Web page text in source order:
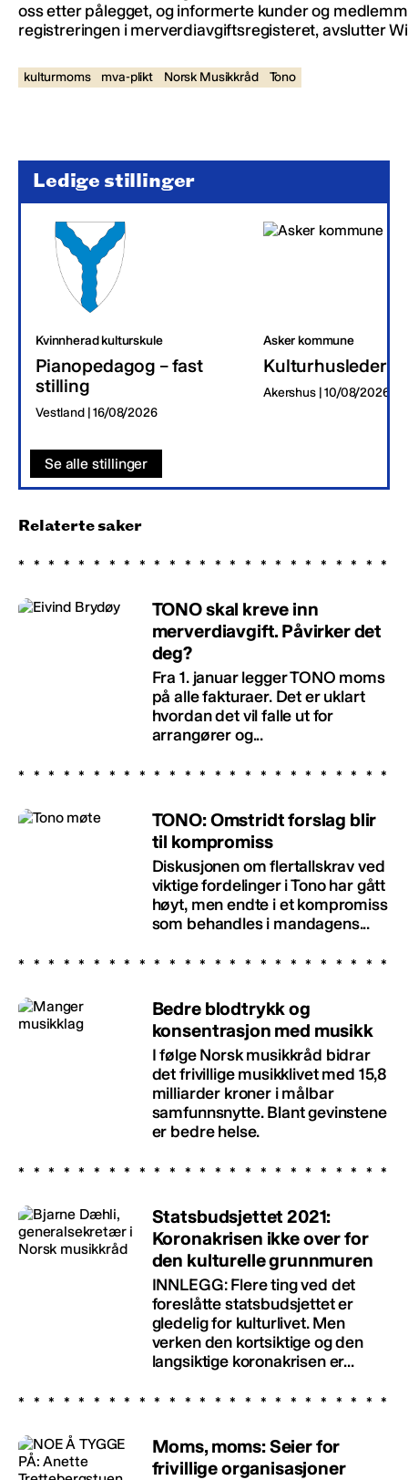
oss etter pålegget, og informerte kunder og
registreringen i merverdiavgiftsregisteret, avslutter
kulturmoms mva-plikt Norsk Musikkråd Tono
Ledige stillinger
Kvinnherad kulturskule
Pianopedagog – fast
stilling
Vestland | 16/08/2026
Asker kommune
Kulturhusleder
Akershus | 10/08/2026
Se alle stillinger
Relaterte saker
TONO skal kreve inn
merverdiavgift. Påvirker det
deg?
Fra 1. januar legger TONO moms
på alle fakturaer. Det er uklart
hvordan det vil falle ut for
arrangører og...
TONO: Omstridt forslag blir
til kompromiss
Diskusjonen om flertallskrav ved
viktige fordelinger i Tono har gått
høyt, men endte i et kompromiss
som behandles i mandagens...
Bedre blodtrykk og
konsentrasjon med musikk
I følge Norsk musikkråd bidrar
det frivillige musikklivet med 15,8
milliarder kroner i målbar
samfunnsnytte. Blant gevinstene
er bedre helse.
Statsbudsjettet 2021:
Koronakrisen ikke over for
den kulturelle grunnmuren
INNLEGG: Flere ting ved det
foreslåtte statsbudsjettet er
gledelig for kulturlivet. Men
verken den kortsiktige og den
langsiktige koronakrisen er...
Moms, moms: Seier for
frivillige organisasjoner